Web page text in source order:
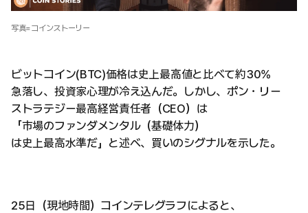
写真=コインストーリー
ビットコイン(BTC)価格は史上最高値と比べて約30%
急落し、投資家心理が冷え込んだ。しかし、ポン・リー
ストラテジー最高経営責任者（CEO）は
「市場のファンダメンタル（基礎体力）
は史上最高水準だ」と述べ、買いのシグナルを示した。
25日（現地時間）コインテレグラフによると、